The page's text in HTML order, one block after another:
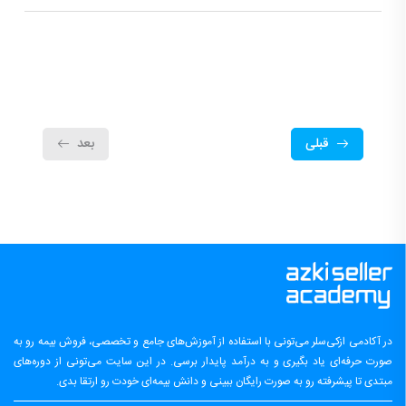
قبلی بعد
در آکادمی ازکی‌سلر می‌تونی با استفاده از آموزش‌های جامع و تخصصی، فروش بیمه رو به
صورت حرفه‌ای یاد بگیری و به درآمد پایدار برسی. در این سایت می‌تونی از دوره‌های
مبتدی تا پیشرفته رو به صورت رایگان ببینی و دانش بیمه‌ای خودت رو ارتقا بدی.